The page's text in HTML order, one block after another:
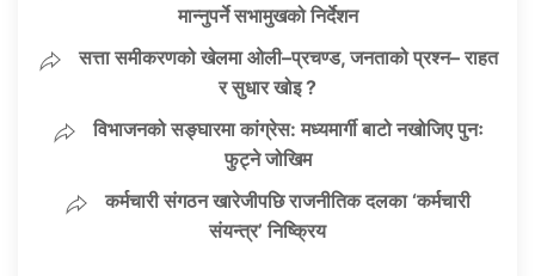
मान्नुपर्ने सभामुखको निर्देशन
सत्ता समीकरणको खेलमा ओली–प्रचण्ड, जनताको प्रश्न– राहत
र सुधार खोइ ?
विभाजनको सङ्घारमा कांग्रेस: मध्यमार्गी बाटो नखोजिए पुनः
फुट्ने जोखिम
कर्मचारी संगठन खारेजीपछि राजनीतिक दलका ‘कर्मचारी
संयन्त्र’ निष्क्रिय